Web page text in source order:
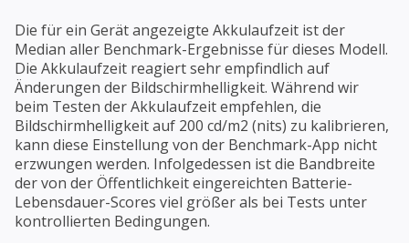
Die für ein Gerät angezeigte Akkulaufzeit ist der
Median aller Benchmark-Ergebnisse für dieses Modell.
Die Akkulaufzeit reagiert sehr empfindlich auf
Änderungen der Bildschirmhelligkeit. Während wir
beim Testen der Akkulaufzeit empfehlen, die
Bildschirmhelligkeit auf 200 cd/m2 (nits) zu kalibrieren,
kann diese Einstellung von der Benchmark-App nicht
erzwungen werden. Infolgedessen ist die Bandbreite
der von der Öffentlichkeit eingereichten Batterie-
Lebensdauer-Scores viel größer als bei Tests unter
kontrollierten Bedingungen.